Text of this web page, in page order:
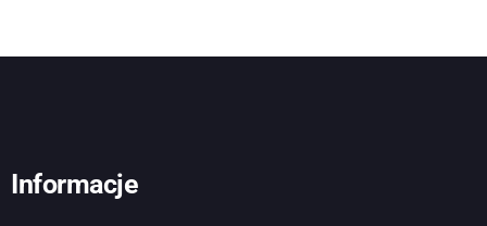
Informacje